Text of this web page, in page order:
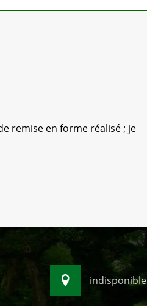
remise en forme réalisé ; je
indisponible